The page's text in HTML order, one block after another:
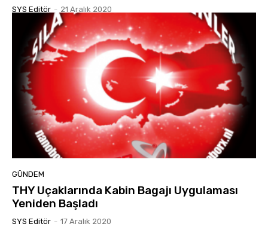
SYS Editör - 21 Aralık 2020
GÜNDEM
THY Uçaklarında Kabin Bagajı Uygulaması
Yeniden Başladı
SYS Editör - 17 Aralık 2020